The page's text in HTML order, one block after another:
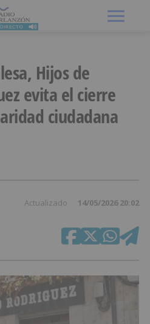
Hijos de
evita el cierre
ciudadana
Actualizado 14/05/2026 20:02